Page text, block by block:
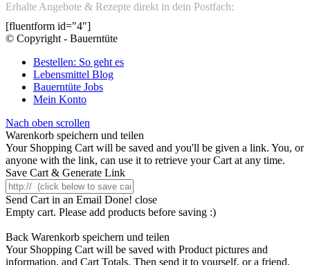
Erhalte Angebote & Rezepte direkt in dein Postfach:
[fluentform id="4"]
© Copyright - Bauerntüte
Bestellen: So geht es
Lebensmittel Blog
Bauerntüte Jobs
Mein Konto
Nach oben scrollen
Warenkorb speichern und teilen
Your Shopping Cart will be saved and you'll be given a link. You, or
anyone with the link, can use it to retrieve your Cart at any time.
Save Cart & Generate Link
Send Cart in an Email Done! close
Empty cart. Please add products before saving :)
Back Warenkorb speichern und teilen
Your Shopping Cart will be saved with Product pictures and
information, and Cart Totals. Then send it to yourself, or a friend,